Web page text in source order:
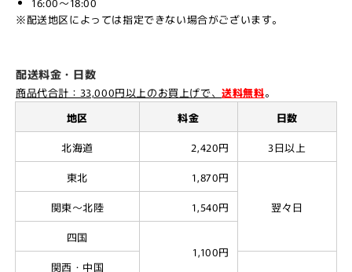
※配送地区によっては指定できない場合がございます。
配送料金・日数
商品代合計：33,000円以上のお買上げで、送料無料。
地区
料金
日数
北海道
2,420円
3日以上
東北
1,870円
翌々日
関東～北陸
1,540円
四国
1,100円
関西・中国